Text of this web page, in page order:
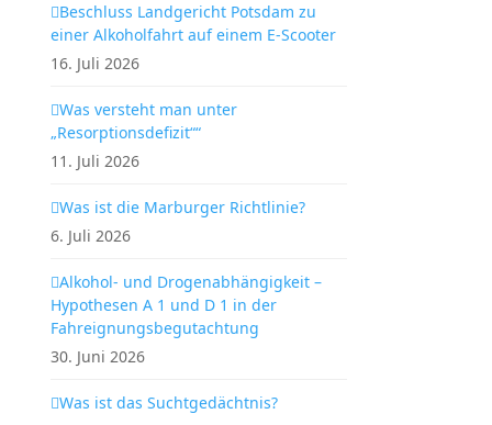
Beschluss Landgericht Potsdam zu
einer Alkoholfahrt auf einem E-Scooter
16. Juli 2026
Was versteht man unter
„Resorptionsdefizit““
11. Juli 2026
Was ist die Marburger Richtlinie?
6. Juli 2026
Alkohol- und Drogenabhängigkeit –
Hypothesen A 1 und D 1 in der
Fahreignungsbegutachtung
30. Juni 2026
Was ist das Suchtgedächtnis?